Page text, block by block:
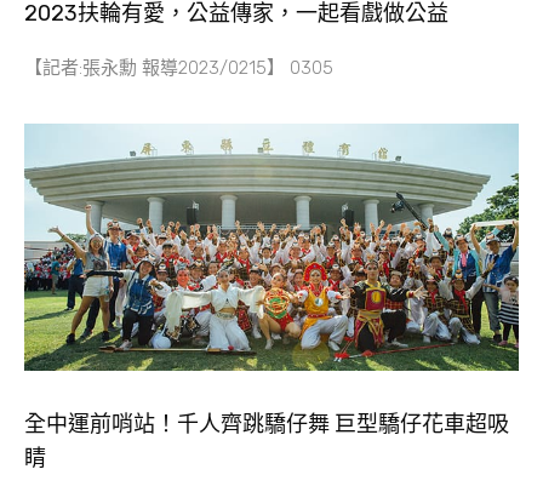
2023扶輪有愛，公益傳家，一起看戲做公益
【記者:張永勳 報導2023/0215】 0305
全中運前哨站！千人齊跳驕仔舞 巨型驕仔花車超吸
睛